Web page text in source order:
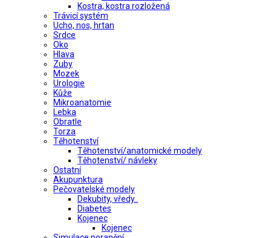
Kostra, kostra rozložená
Trávicí systém
Ucho, nos, hrtan
Srdce
Oko
Hlava
Zuby
Mozek
Urologie
Kůže
Mikroanatomie
Lebka
Obratle
Torza
Těhotenství
Těhotenství/anatomické modely
Těhotenství/ návleky
Ostatní
Akupunktura
Pečovatelské modely
Dekubity, vředy..
Diabetes
Kojenec
Kojenec